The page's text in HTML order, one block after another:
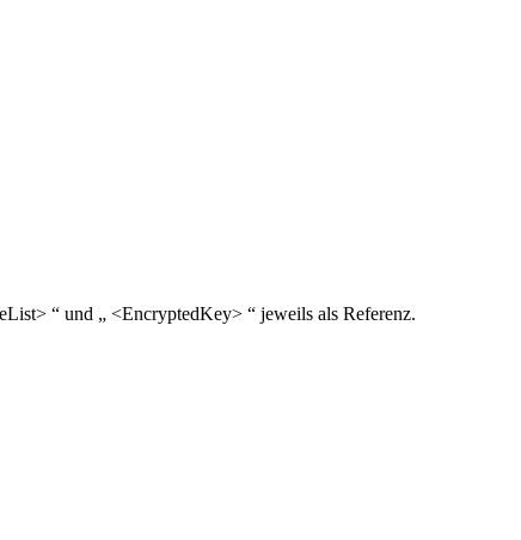
“ und „ <EncryptedKey> “ jeweils als Referenz.